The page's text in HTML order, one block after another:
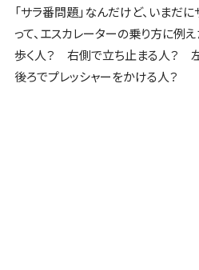
「サラ番問題」なんだけど、いまだ
って、エスカレーターの乗り方に
歩く人？ 右側で立ち止まる人？
後ろでプレッシャーをかける人？